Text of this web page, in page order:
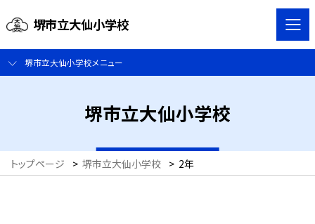
堺市立大仙小学校
堺市立大仙小学校メニュー
堺市立大仙小学校
トップページ > 堺市立大仙小学校 > 2年